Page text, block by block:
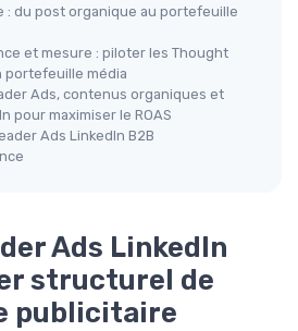
: du post organique au portefeuille
et mesure : piloter les Thought
portefeuille média
Ads, contenus organiques et
pour maximiser le ROAS
Ads LinkedIn B2B
Ads LinkedIn
structurel de
publicitaire